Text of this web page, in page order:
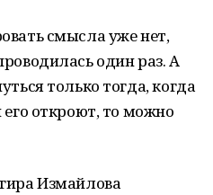
смысла уже нет,
один раз. А
только тогда, когда
откроют, то можно
Измайлова